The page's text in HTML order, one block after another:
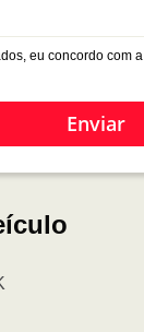
eu concordo com a
Enviar